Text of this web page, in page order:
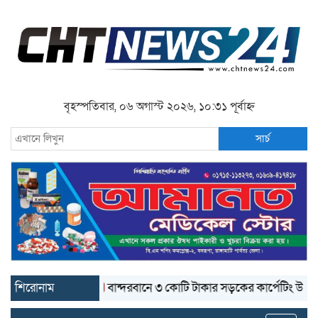
বৃহস্পতিবার, ০৬ অগাস্ট ২০২৬, ১০:৩১ পূর্বাহ্ন
সার্চ
শিরোনাম বান্দরবানে ৩ কোটি টাকার সড়কের কার্পেটিং উঠে যাচ্ছে